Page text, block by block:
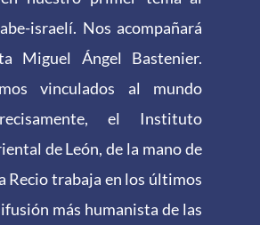
israelí. Nos acompañará
Miguel Ángel Bastenier.
vinculados al mundo
el Instituto
de León, de la mano de
Recio trabaja en los últimos
más humanista de las